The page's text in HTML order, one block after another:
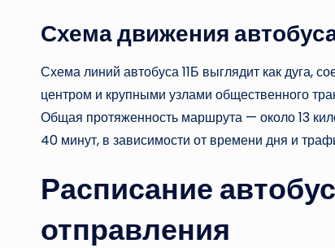
Схема движения
Схема линий автобуса 11Б выглядит как дуга,
центром и крупными узлами общественного
Общая протяженность маршрута — около 13
40 минут, в зависимости от времени дня и
Расписание
отправления